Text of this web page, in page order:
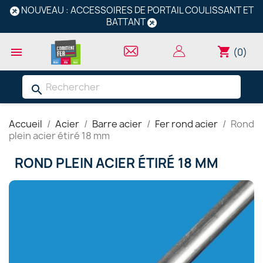
NOUVEAU : ACCESSOIRES DE PORTAIL COULISSANT ET
BATTANT
 shopping_cart (0)
search
Accueil Acier Barre acier Fer rond acier
Rond
plein acier étiré 18 mm
ROND PLEIN ACIER ÉTIRÉ 18 MM